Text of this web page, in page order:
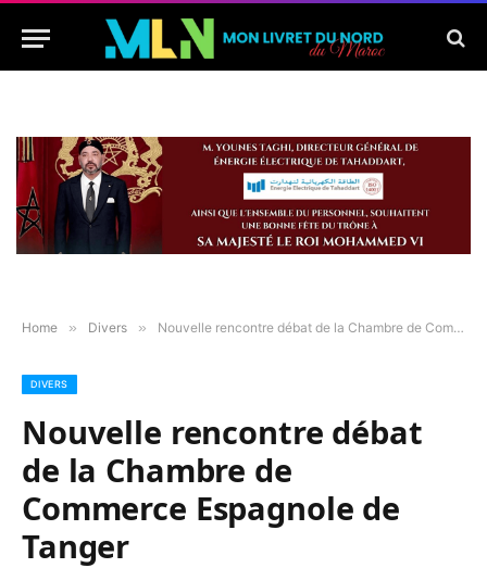
Home » Divers » Nouvelle rencontre débat de la Chambre de Commerce Espagnole de Tanger
DIVERS
Nouvelle rencontre débat
de la Chambre de
Commerce Espagnole de
Tanger